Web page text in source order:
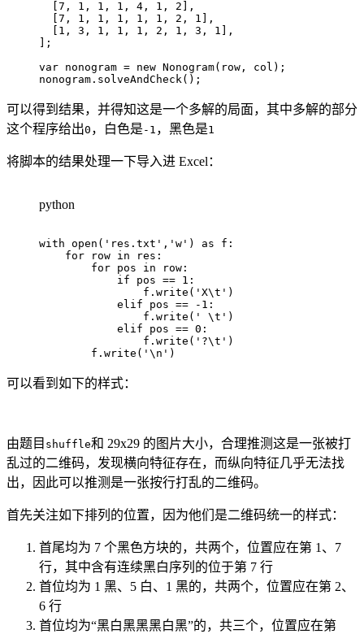
7 , 1 , 1 , 1 , 4 , 1 , 2
,
7 , 1 , 1 , 1 , 1 , 1 , 2 , 1
,
1 , 3 , 1 , 1 , 1 , 2 , 1 , 3 , 1
,
;
var nonogram = new Nonogram( row , col ) ;
nonogram . solveAndCheck( ) ;
可以得到结果，并得知这是一个多解的局面，其中多解的部分
这个程序给出0 ，白色是 -1 ，黑色是1
将脚本的结果处理一下导入进 Excel：
python
with open ( 'res.txt' , 'w' ) as f :
for row in res :
for pos in row :
if pos == 1 :
                f
. write ( 'X\t' )
elif pos == - 1 :
                f
. write ( ' \t' )
elif pos == 0 :
                f
. write ( '?\t' )
        f
. write ( '\n' )
可以看到如下的样式：
由题目 shuffle和 29x29 的图片大小，合理推测这是一张被打
乱过的二维码，发现横向特征存在，而纵向特征几乎无法找
出，因此可以推测是一张按行打乱的二维码。
首先关注如下排列的位置，因为他们是二维码统一的样式：
首尾均为 7 个黑色方块的，共两个，位置应在第 1、7
行，其中含有连续黑白序列的位于第 7 行
首位均为 1 黑、5 白、1 黑的，共两个，位置应在第 2、
6 行
首位均为“黑白黑黑黑白黑”的，共三个，位置应在第